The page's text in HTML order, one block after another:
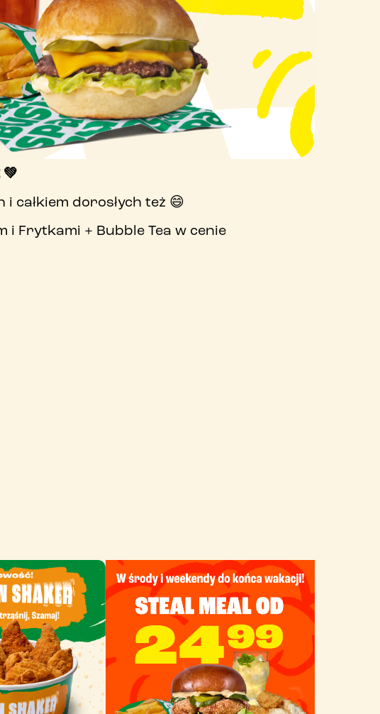
całkiem dorosłych też 😄
i Frytkami + Bubble Tea w cenie